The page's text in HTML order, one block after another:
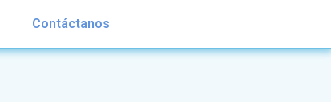
Contáctanos